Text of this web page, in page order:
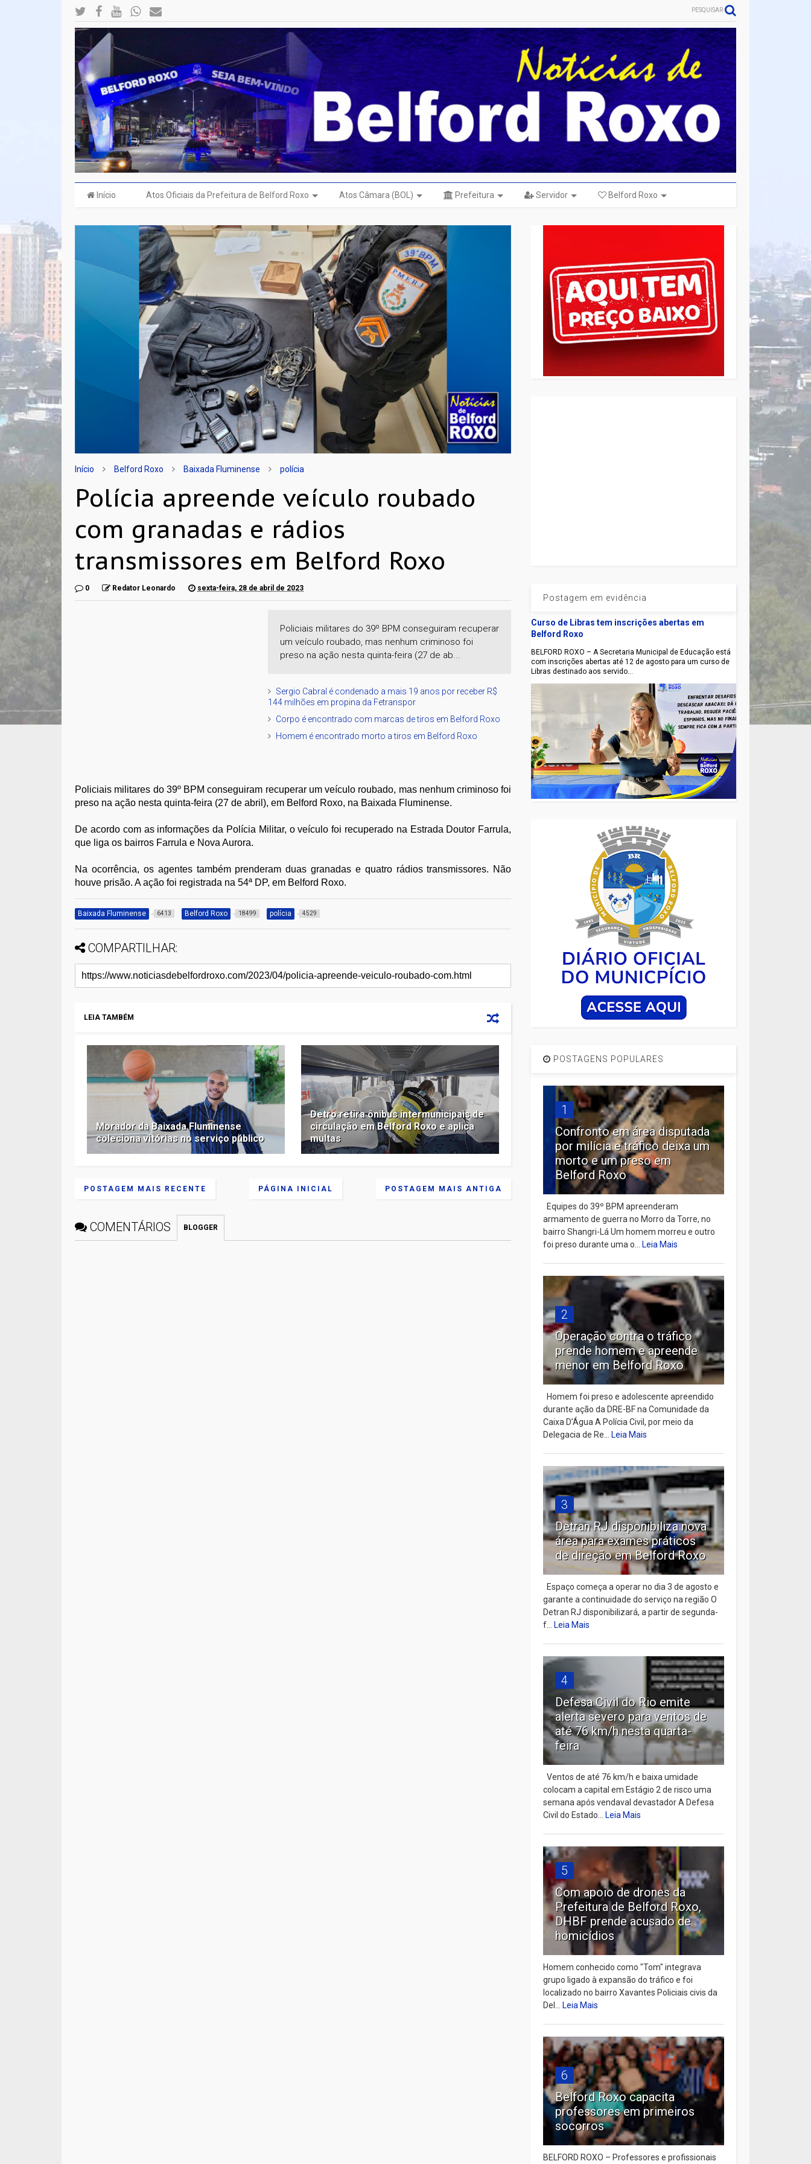
PESQUISAR
Início Atos Oficiais da Prefeitura de Belford Roxo Atos Câmara (BOL) Prefeitura Servidor Belford Roxo
Início Belford Roxo Baixada Fluminense polícia
Polícia apreende veículo roubado
com granadas e rádios
transmissores em Belford Roxo
0 Redator Leonardo sexta-feira, 28 de abril de 2023
Policiais militares do 39º BPM conseguiram recuperar
um veículo roubado, mas nenhum criminoso foi
preso na ação nesta quinta-feira (27 de ab...
Sergio Cabral é condenado a mais 19 anos por receber R$
144 milhões em propina da Fetranspor
Corpo é encontrado com marcas de tiros em Belford Roxo
Homem é encontrado morto a tiros em Belford Roxo
Policiais militares do 39º BPM conseguiram recuperar um veículo roubado, mas nenhum criminoso foi
preso na ação nesta quinta-feira (27 de abril), em Belford Roxo, na Baixada Fluminense.
De acordo com as informações da Polícia Militar, o veículo foi recuperado na Estrada Doutor Farrula,
que liga os bairros Farrula e Nova Aurora.
Na ocorrência, os agentes também prenderam duas granadas e quatro rádios transmissores. Não
houve prisão. A ação foi registrada na 54ª DP, em Belford Roxo.
Baixada Fluminense 6413 Belford Roxo 18499 polícia 4529
COMPARTILHAR:
LEIA TAMBÉM
Morador da Baixada Fluminense
coleciona vitórias no serviço público
Detro retira ônibus intermunicipais de
circulação em Belford Roxo e aplica
multas
POSTAGEM MAIS RECENTE POSTAGEM MAIS ANTIGA
PÁGINA INICIAL
COMENTÁRIOS BLOGGER
Postagem em evidência
Curso de Libras tem inscrições abertas em
Belford Roxo
BELFORD ROXO – A Secretaria Municipal de Educação está
com inscrições abertas até 12 de agosto para um curso de
Libras destinado aos servido...
POSTAGENS POPULARES
1
Confronto em área disputada
por milícia e tráfico deixa um
morto e um preso em
Belford Roxo
Equipes do 39º BPM apreenderam
armamento de guerra no Morro da Torre, no
bairro Shangri-Lá Um homem morreu e outro
foi preso durante uma o...Leia Mais
2
Operação contra o tráfico
prende homem e apreende
menor em Belford Roxo
Homem foi preso e adolescente apreendido
durante ação da DRE-BF na Comunidade da
Caixa D’Água A Polícia Civil, por meio da
Delegacia de Re...Leia Mais
3
Detran RJ disponibiliza nova
área para exames práticos
de direção em Belford Roxo
Espaço começa a operar no dia 3 de agosto e
garante a continuidade do serviço na região O
Detran RJ disponibilizará, a partir de segunda-
f...Leia Mais
4
Defesa Civil do Rio emite
alerta severo para ventos de
até 76 km/h nesta quarta-
feira
Ventos de até 76 km/h e baixa umidade
colocam a capital em Estágio 2 de risco uma
semana após vendaval devastador A Defesa
Civil do Estado...Leia Mais
5
Com apoio de drones da
Prefeitura de Belford Roxo,
DHBF prende acusado de
homicídios
Homem conhecido como "Tom" integrava
grupo ligado à expansão do tráfico e foi
localizado no bairro Xavantes Policiais civis da
Del...Leia Mais
6
Belford Roxo capacita
professores em primeiros
socorros
BELFORD ROXO – Professores e profissionais